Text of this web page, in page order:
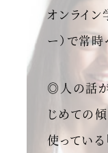
オンライ
ー）で常時
◎人の話が
じめての
使っている